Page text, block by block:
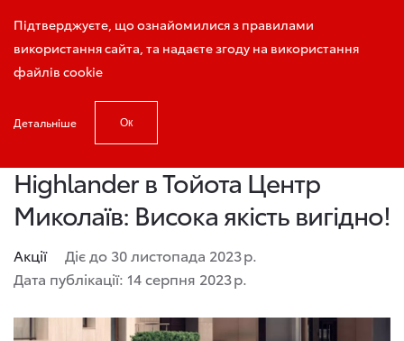
Підтверджуєте, що ознайомилися з правилами
використання сайта, та надаєте згоду на використання
файлів cookie
Детальніше Ок
Виклик консультанта
Головна Новини, Акції
Highlander в Тойота Центр
Миколаїв: Висока якість вигідно!
Акції
Діє до 30 листопада 2023 р.
Дата публікації: 14 серпня 2023 р.